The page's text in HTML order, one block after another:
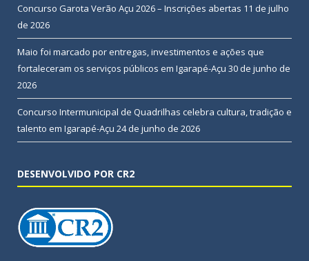
Concurso Garota Verão Açu 2026 – Inscrições abertas 11 de julho
de 2026
Maio foi marcado por entregas, investimentos e ações que
fortaleceram os serviços públicos em Igarapé-Açu 30 de junho de
2026
Concurso Intermunicipal de Quadrilhas celebra cultura, tradição e
talento em Igarapé-Açu 24 de junho de 2026
DESENVOLVIDO POR CR2